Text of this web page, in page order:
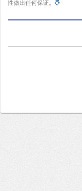
性做出任何保证。